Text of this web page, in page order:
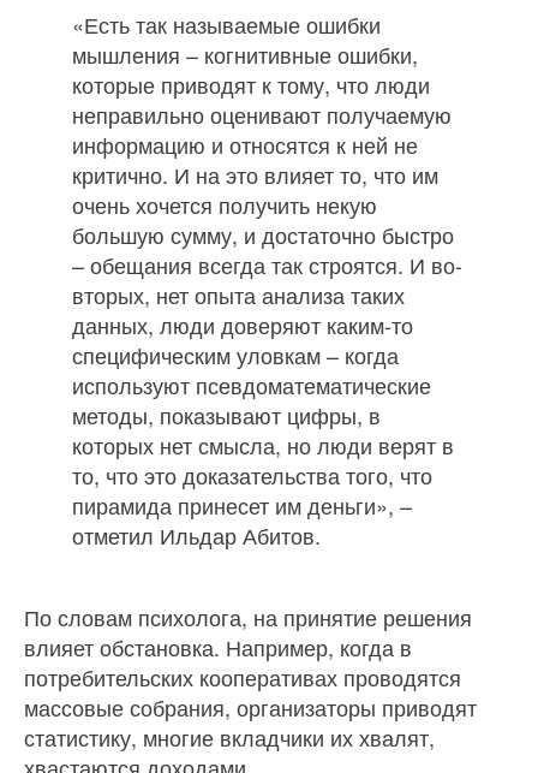
«Есть так называемые ошибки
мышления – когнитивные ошибки,
которые приводят к тому, что люди
неправильно оценивают получаемую
информацию и относятся к ней не
критично. И на это влияет то, что им
очень хочется получить некую
большую сумму, и достаточно быстро
– обещания всегда так строятся. И во-
вторых, нет опыта анализа таких
данных, люди доверяют каким-то
специфическим уловкам – когда
используют псевдоматематические
методы, показывают цифры, в
которых нет смысла, но люди верят в
то, что это доказательства того, что
пирамида принесет им деньги», –
отметил Ильдар Абитов.
По словам психолога, на принятие решения
влияет обстановка. Например, когда в
потребительских кооперативах проводятся
массовые собрания, организаторы приводят
статистику, многие вкладчики их хвалят,